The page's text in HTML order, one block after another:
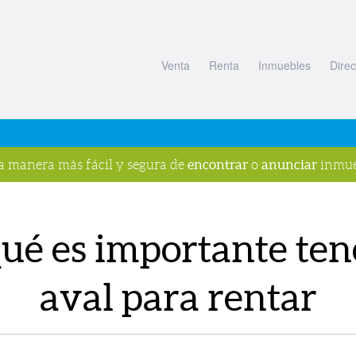
Venta Renta Inmuebles
manera más fácil y segura de encontrar o anunciar
es importante
aval para rentar